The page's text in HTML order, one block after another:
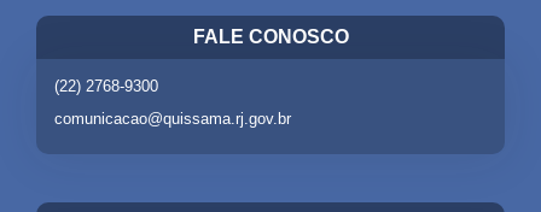
FALE CONOSCO
(22) 2768-9300
comunicacao@quissama.rj.gov.br